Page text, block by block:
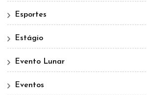
Esportes
Estágio
Evento Lunar
Eventos